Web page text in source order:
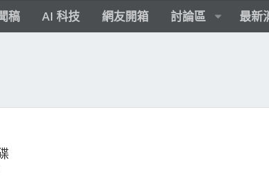
稿 AI 科技 網友開箱 討論區 最新